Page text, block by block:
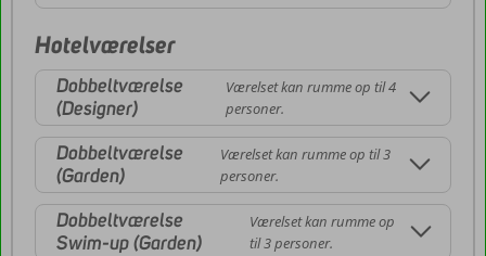
Hotelværelser
Dobbeltværelse
(Designer)
Værelset kan rumme op til 4
personer.
Dobbeltværelse
(Garden)
Værelset kan rumme op til 3
personer.
Dobbeltværelse
Swim-up (Garden)
Værelset kan rumme op
til 3 personer.